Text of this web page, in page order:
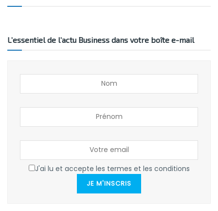
L’essentiel de l’actu Business dans votre boîte e-mail
J'ai lu et accepte les termes et les conditions
JE M'INSCRIS